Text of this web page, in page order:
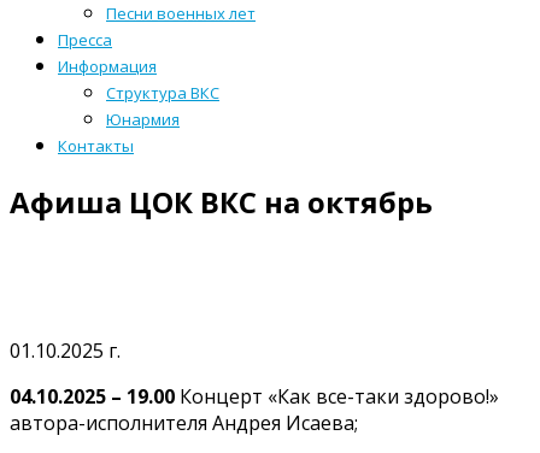
Песни военных лет
Пресса
Информация
Структура ВКС
Юнармия
Контакты
Афиша ЦОК ВКС на октябрь
01.10.2025 г.
04.10.2025 – 19.00 Концерт «Как все-таки здорово!»
автора-исполнителя Андрея Исаева;